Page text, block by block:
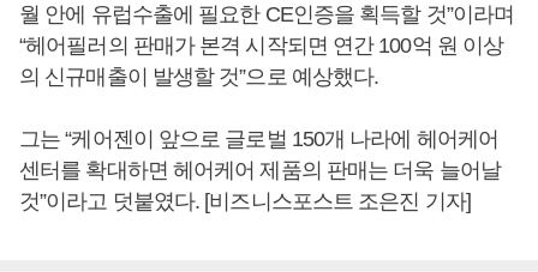
월 안에 유럽수출에 필요한 CE인증을 획득할 것”이라며
“헤어필러의 판매가 본격 시작되면 연간 100억 원 이상
의 신규매출이 발생할 것”으로 예상했다.
그는 “케어젠이 앞으로 글로벌 150개 나라에 헤어케어
센터를 확대하면 헤어케어 제품의 판매는 더욱 늘어날
것”이라고 덧붙였다. [비즈니스포스트 조은진 기자]